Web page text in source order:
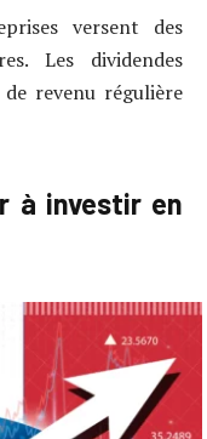
versent des
Les dividendes
revenu régulière
à investir en